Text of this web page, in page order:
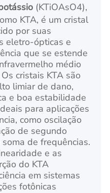
(KTiOAsO4),
KTA, é um cristal
por suas
eletro-ópticas e
que se estende
médio
cristais KTA são
limiar de dano,
e boa estabilidade
para aplicações
como oscilação
de segundo
de frequências.
e as
do KTA
em sistemas
fotônicas